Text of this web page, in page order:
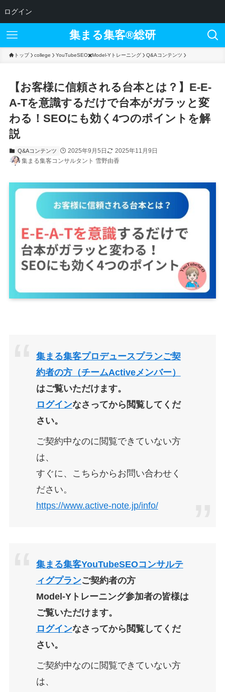
ログイン
集まる集客®︎総研
トップ college YouTubeSEO✖️Model-Yトレーニング Q&Aコンテンツ
【お客様に信頼される台本とは？】E-E-
A-Tを意識するだけで台本がガラッと変
わる！SEOにも効く4つのポイントを解
説
Q&Aコンテンツ 2025年9月5日
2025年11月9日
集まる集客コンサルタント 雪野由香
集まる集客プロデュースプランご契
約者の方（チームActiveメンバー）
はご覧いただけます。
ログインなさってから閲覧してくだ
さい。
ご契約中なのに 閲覧できていない方
は、
すぐに、こちらからお問い合わせく
ださい。
https://www.active-note.jp/info/
集まる集客YouTubeSEOコンサルテ
ィグプランご契約者の方
Model-Yトレーニング参加者の皆様は
ご覧いただけます。
ログインなさってから閲覧してくだ
さい。
ご契約中なのに閲覧できていない方
は、